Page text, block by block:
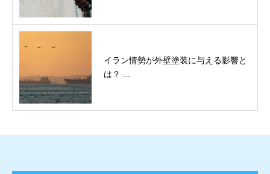
イラン情勢が外壁塗装に与える影響と
は？ ...